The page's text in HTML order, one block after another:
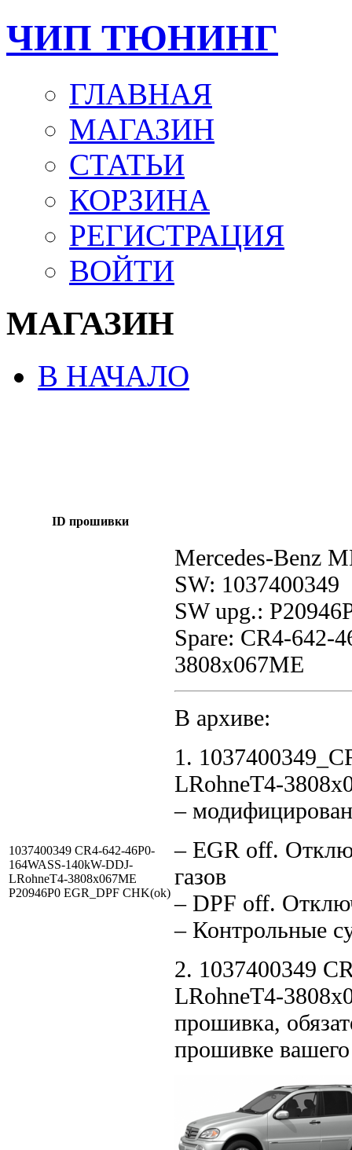
ЧИП ТЮНИНГ
ГЛАВНАЯ
МАГАЗИН
СТАТЬИ
КОРЗИНА
РЕГИСТРАЦИЯ
ВОЙТИ
МАГАЗИН
В НАЧАЛО
ID прошивки
1037400349 CR4-642-46P0-
164WASS-140kW-DDJ-
LRohneT4-3808x067ME
P20946P0 EGR_DPF CHK(ok)
Mercedes-Benz
SW: 1037400349
SW upg.:
Spare: CR4-642-
3808x067ME
В архиве:
1.
LRohneT4-
–
– EGR off.
газов
– DPF off.
– Контрольные
2. 1037400349
LRohneT4-
прошивка,
прошивке